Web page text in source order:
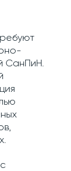
СанПиН.